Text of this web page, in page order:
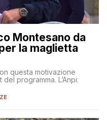
Montesano da
la maglietta
questa motivazione
programma. L’Anpi: